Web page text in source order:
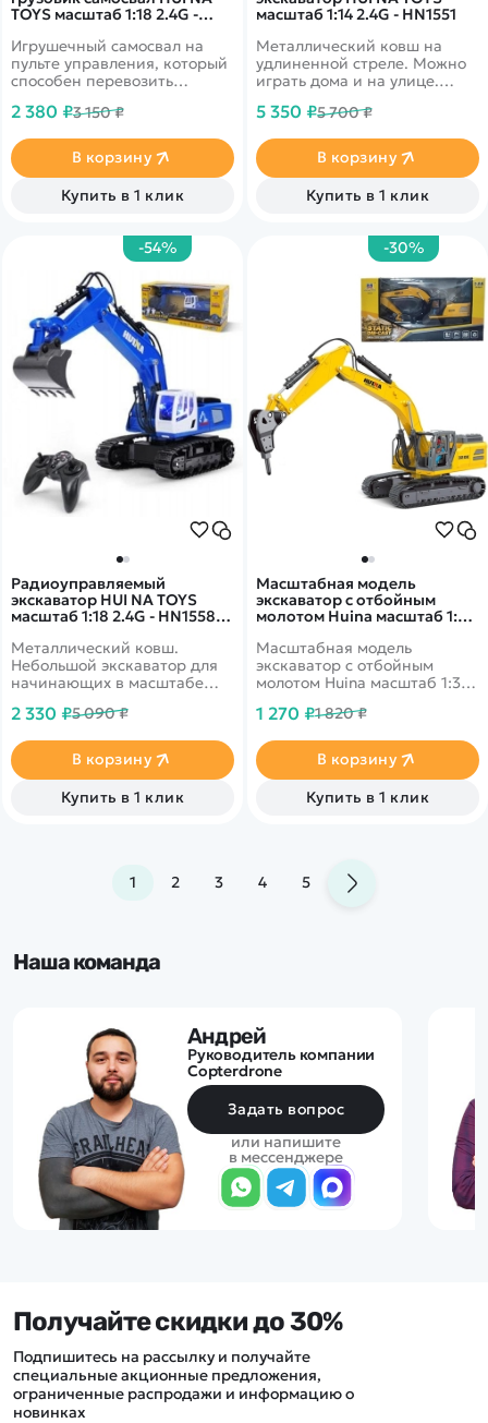
TOYS масштаб 1:18 2.4G -
Игрушечный самосвал на
пульте управления, который
способен перевозить
грузов. Можно играть на
управления до 50 метров
2 380 ₽3 150 ₽
В корзину
Купить в 1 клик
масштаб 1:14 2.4G - HN1551
Металлический ковш на
удлиненной стреле. Можно
играть дома и на улице.
50 метров. Игра
реалистичными световыми и
звуковыми эффектами.
5 350 ₽5 700 ₽
В корзину
Купить в 1 клик
-54%
Радиоуправляемый
экскаватор HUI NA TOYS
масштаб 1:18 2.4G - HN1558-
Металлический ковш.
Небольшой экскаватор для
начинающих в масштабе
Реалистичный внешний вид
кабины и
кузова.&nbsp;Яркая
светодиодная подсветка.
2 330 ₽5 090 ₽
В корзину
Купить в 1 клик
-30%
Масштабная модель
экскаватор с отбойным
молотом Huina масштаб 1:35
Масштабная модель
экскаватор с отбойным
молотом Huina масштаб 1:35 -
модель экскаватора с
HN1151, которая станет
отличным дополнением в
коллекцию уменьшенных
копий спецтехники. Модель
пропорций и особенностей
дизайна.
1 270 ₽1 820 ₽
В корзину
Купить в 1 клик
1 2 3 4 5
Наша команда
Андрей
Руководитель компании
Copterdrone
Задать вопрос
или напишите
в мессенджере
Получайте скидки до 30%
Подпишитесь на рассылку и получайте
специальные акционные предложения,
ограниченные распродажи и информацию о
новинках